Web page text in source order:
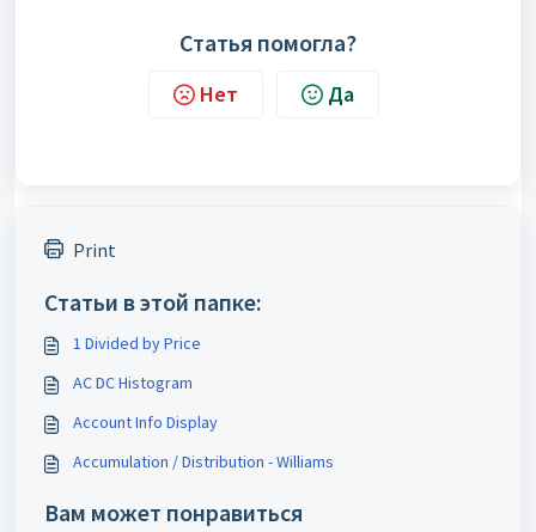
Статья помогла?
Нет Да
Print
Статьи в этой папке:
1 Divided by Price
AC DC Histogram
Account Info Display
Accumulation / Distribution - Williams
Вам может понравиться